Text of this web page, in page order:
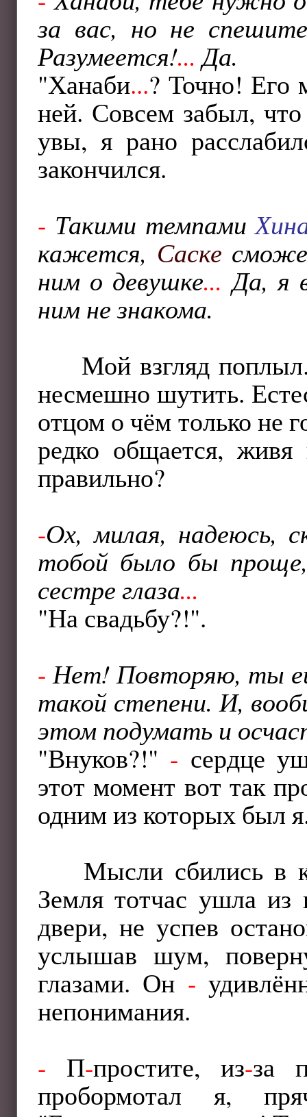
за вас, но не
Разумеется!... Да.
"Ханаби...? Точно! Его
ней. Совсем забыл,
увы, я рано
закончился.
- Такими темпами
кажется, Саске
ним о девушке... Да, я
ним не знакома.
Мой взгляд
несмешно шутить.
отцом о чём только не
редко общается,
правильно?
-Ох, милая, надеюсь,
тобой было бы
сестре глаза...
"На свадьбу?!".
- Нет! Повторяю, ты
такой степени. И,
этом подумать и
"Внуков?!" - сердце
этот момент вот так
одним из которых был
Мысли сбились в
Земля тотчас ушла из
двери, не успев
услышав шум,
глазами. Он -
непонимания.
- П-простите, из-за
пробормотал я,